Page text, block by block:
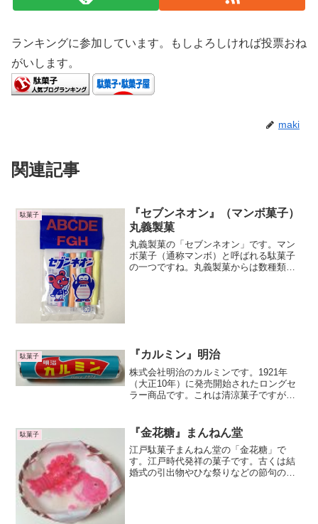
ランキングに参加しています。もしよろしければ投票おね
がいします。
maki
関連記事
駄菓子
『セブンネオン』（マンボ菓子）
丸義製菓
丸義製菓の「セブンネオン」です。マン
ボ菓子（通称マンボ）と呼ばれる駄菓子
の一つですね。丸義製菓からは数種類の
駄菓子 『カルミン』明治
株式会社明治のカルミンです。1921年
（大正10年）に発売開始されたロングセ
ラー商品です。これは清涼菓子ですが、
ないので、ちょっとカテゴリー的にはラ
ムネとは別物にしてお...
駄菓子 『金花糖』まんねん堂
江戸駄菓子まんねん堂の「金花糖」で
す。江戸時代発祥の菓子です。古くは結
婚式の引出物やひな祭りなどの節句のお